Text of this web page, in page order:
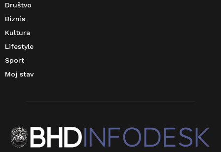
Društvo
Biznis
Kultura
Lifestyle
Sport
Moj stav